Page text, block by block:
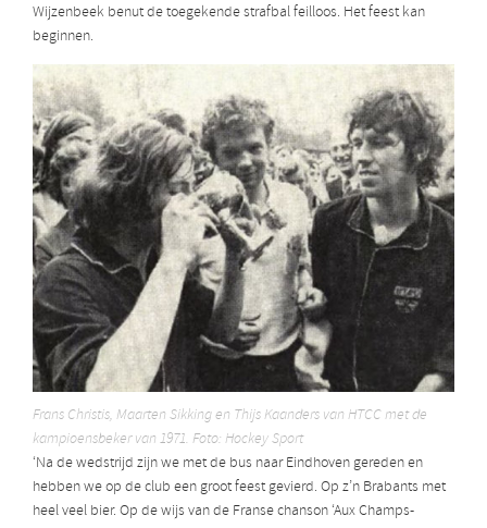
Wijzenbeek benut de toegekende strafbal feilloos. Het feest kan
beginnen.
Frans Christis, Maarten Sikking en Thijs Kaanders van HTCC met de
kampioensbeker van 1971. Foto: Hockey Sport
‘Na de wedstrijd zijn we met de bus naar Eindhoven gereden en
hebben we op de club een groot feest gevierd. Op z’n Brabants met
heel veel bier. Op de wijs van de Franse chanson ‘Aux Champs-